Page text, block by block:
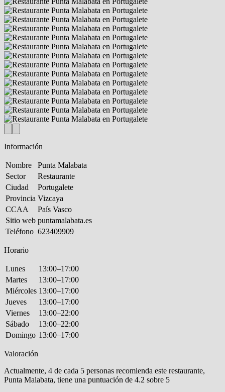
Información
Nombre
Punta Malabata
Sector
Restaurante
Ciudad
Portugalete
Provincia Vizcaya
CCAA
País Vasco
Sitio web puntamalabata.es
Teléfono 623409909
Horario
Lunes
13:00–17:00
Martes
13:00–17:00
Miércoles 13:00–17:00
Jueves
13:00–17:00
Viernes
13:00–22:00
Sábado
13:00–22:00
Domingo 13:00–17:00
Valoración
Actualmente, 4 de cada 5 personas recomienda este restaurante,
Punta Malabata, tiene una puntuación de 4.2 sobre 5